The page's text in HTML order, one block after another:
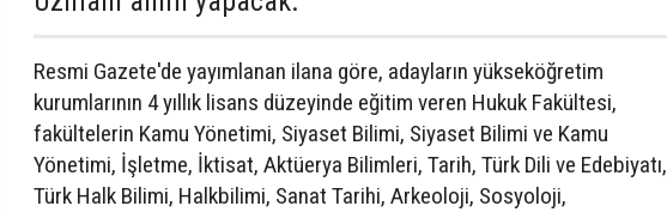
Resmi Gazete'de yayımlanan ilana göre, adayların yükseköğretim
kurumlarının 4 yıllık lisans düzeyinde eğitim veren Hukuk Fakültesi,
fakültelerin Kamu Yönetimi, Siyaset Bilimi, Siyaset Bilimi ve Kamu
Yönetimi, İşletme, İktisat, Aktüerya Bilimleri, Tarih, Türk Dili ve Edebiyatı,
Türk Halk Bilimi, Halkbilimi, Sanat Tarihi, Arkeoloji, Sosyoloji,